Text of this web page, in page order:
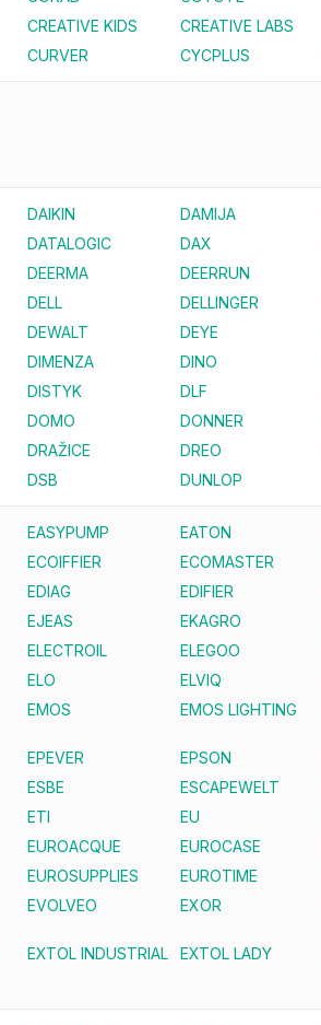
CREATIVE KIDS CREATIVE LABS
CURVER CYCPLUS
DAIKIN DAMIJA
DATALOGIC DAX
DEERMA DEERRUN
DELL DELLINGER
DEWALT DEYE
DIMENZA DINO
DISTYK DLF
DOMO DONNER
DRAŽICE DREO
DSB DUNLOP
EASYPUMP EATON
ECOIFFIER ECOMASTER
EDIAG EDIFIER
EJEAS EKAGRO
ELECTROIL ELEGOO
ELO ELVIQ
EMOS EMOS LIGHTING
EPEVER EPSON
ESBE ESCAPEWELT
ETI EU
EUROACQUE EUROCASE
EUROSUPPLIES EUROTIME
EVOLVEO EXOR
EXTOL INDUSTRIAL EXTOL LADY